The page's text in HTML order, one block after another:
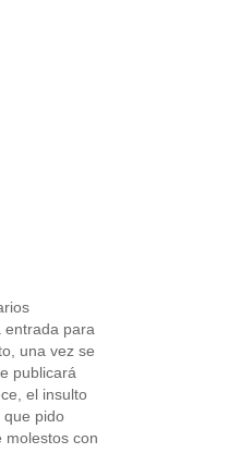
entrada para
una vez se
publicará
el insulto
que pido
molestos con